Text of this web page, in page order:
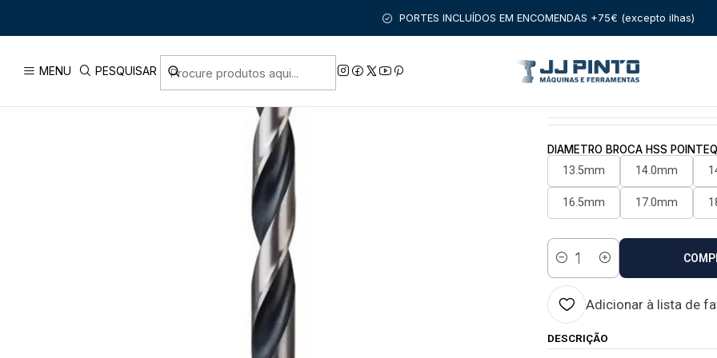
MENU PESQUISAR
PORTES INCLUÍDOS EM ENCOMENDAS +75€ (excepto ilhas)
ACESSÓRIOS BROCAS METAL Broca para metal rebaixada
Broca para metal
Estado: Envio em 48 a 96
DIAMETRO BROCA HSS POINTEQ
13.5mm 14.0mm
16.5mm 17.0mm
Quantidade
Adicionar à lista de
DESCRIÇÃO